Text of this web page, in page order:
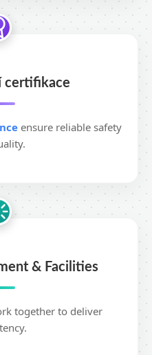
certifikace
ensure reliable safety
& Facilities
together to deliver